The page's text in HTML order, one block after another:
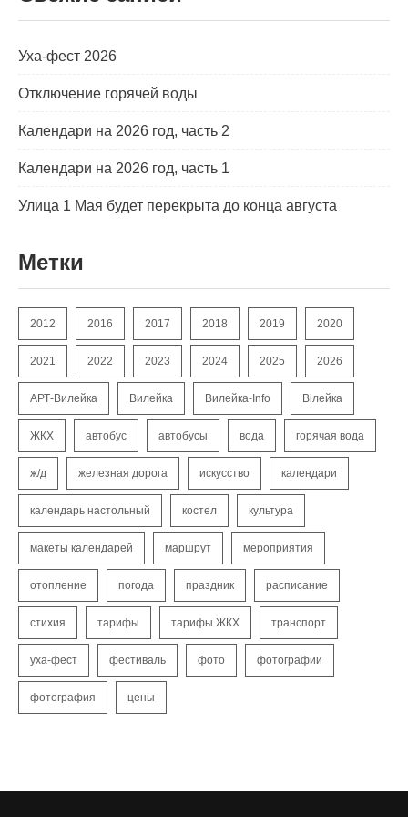
k
l
Уха-фест 2026
Отключение горячей воды
Календари на 2026 год, часть 2
Календари на 2026 год, часть 1
Улица 1 Мая будет перекрыта до конца августа
Метки
2012 2016 2017 2018 2019 2020
2021 2022 2023 2024 2025 2026
АРТ-Вилейка Вилейка Вилейка-Info Вілейка
ЖКХ автобус автобусы вода горячая вода
ж/д железная дорога искусство календари
календарь настольный костел культура
макеты календарей маршрут мероприятия
отопление погода праздник расписание
стихия тарифы тарифы ЖКХ транспорт
уха-фест фестиваль фото фотографии
фотография цены